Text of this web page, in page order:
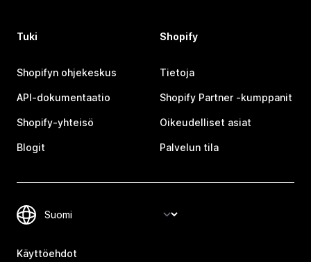
Tuki
Shopifyn ohjekeskus
API-dokumentaatio
Shopify-yhteisö
Blogit
Shopify
Tietoja
Shopify Partner ‑kumppanit
Oikeudelliset asiat
Palvelun tila
Käyttöehdot